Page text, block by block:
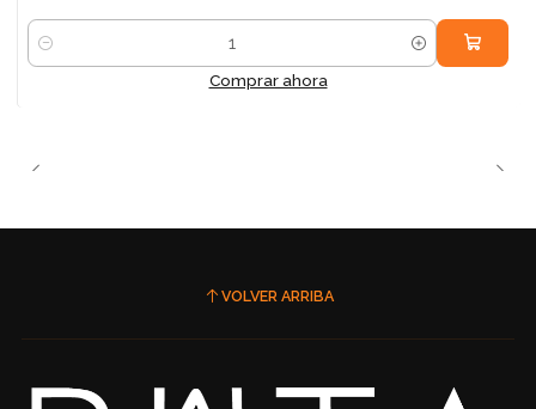
Cantidad
Comprar ahora
VOLVER ARRIBA